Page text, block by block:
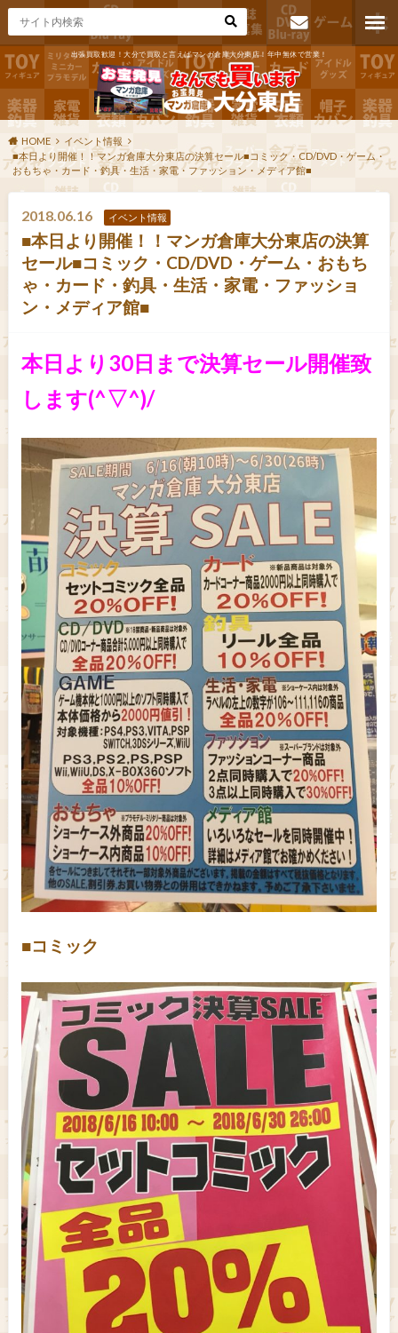
出張買取歓迎！大分で買取と言えばマンガ倉庫大分東店！年中無休で営業！
お問い合わ
せ
HOME
イベント情報
■本日より開催！！マンガ倉庫大分東店の決算セール■コミック・CD/DVD・ゲーム・
おもちゃ・カード・釣具・生活・家電・ファッション・メディア館■
2018.06.16 イベント情報
■本日より開催！！マンガ倉庫大分東店の決算
セール■コミック・CD/DVD・ゲーム・おもち
ゃ・カード・釣具・生活・家電・ファッショ
ン・メディア館■
本日より30日まで決算セール開催致
します(^▽^)/
■コミック